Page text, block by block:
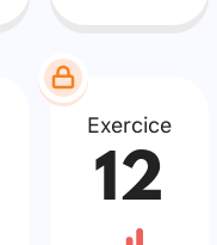
Exercice
12